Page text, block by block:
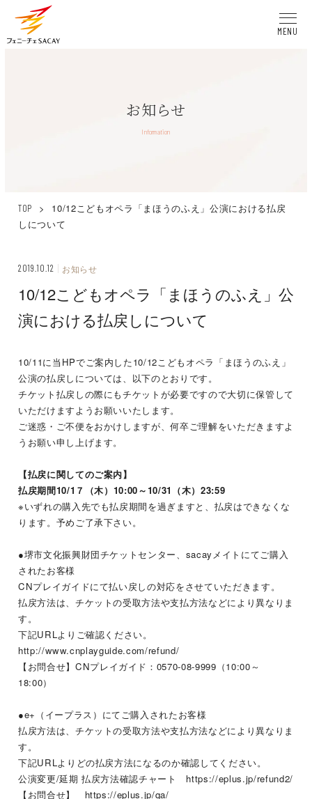
MENU
お知らせ
Information
TOP >
10/12こどもオペラ「まほうのふえ」公演における払戻
しについて
2019.10.12 お知らせ
10/12こどもオペラ「まほうのふえ」公
演における払戻しについて
10/11に当 HPでご案内した10/12こどもオペラ「まほうのふえ」
公演の払戻しについては、以下のとおりです。
チケット払戻しの際にもチケットが必要ですので大切に保管して
いただけますようお願いいたします。
ご迷惑・ご不便をおかけしますが、何卒ご理解をいただきますよ
うお願い申し上げます。
【払戻に関してのご案内】
払戻期間10/1 ７（木） 10:00～10/31 （木）23:59
※いずれの購入先でも払戻期間を過ぎますと、払戻はできなくな
ります。予めご了承下さい。
●堺市文化振興財団チケットセンター、 sacayメイトにてご購入
されたお客様
CNプレイガイドにて払い戻しの対応をさせていただきます。
払戻方法は、チケットの受取方法や支払方法などにより異なりま
す。
下記URLよりご確認ください。
http://www.cnplayguide.com/refund/
【お問合せ】 CNプレイガイド： 0570-08-9999 （10:00～
18:00）
●e+ （イープラス）にてご購入されたお客様
払戻方法は、チケットの受取方法や支払方法などにより異なりま
す。
下記URLよりどの払戻方法になるのか確認してください。
公演変更/延期 払戻方法確認チャート https://eplus.jp/refund2/
【お問合せ】 https://eplus.jp/qa/